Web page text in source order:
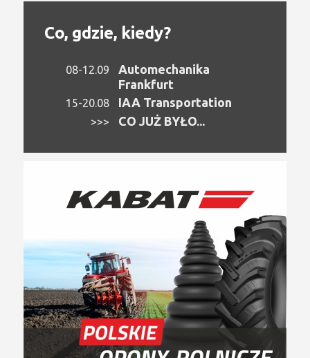
Co, gdzie, kiedy?
08-12.09
Automechanika
Frankfurt
15-20.08 IAA Transportation
>>> CO JUŻ BYŁO...